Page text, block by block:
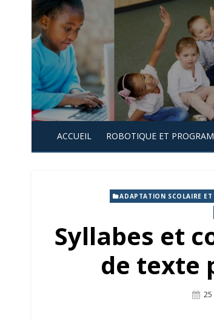
Skip
to
content
ACCUEIL ROBOTIQUE ET
ADAPTATION SCOLAIRE ET
Syllabes et
de texte
25